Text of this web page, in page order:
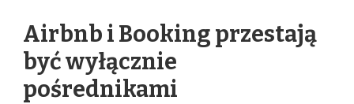
Airbnb i Booking przestają
być wyłącznie
pośrednikami